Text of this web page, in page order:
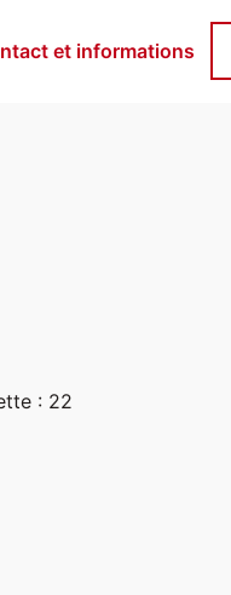
et informations
: 22